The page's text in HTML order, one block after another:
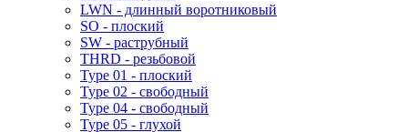
LWN - длинный воротниковый
SO - плоский
SW - раструбный
THRD - резьбовой
Type 01 - плоский
Type 02 - свободный
Type 04 - свободный
Type 05 - глухой